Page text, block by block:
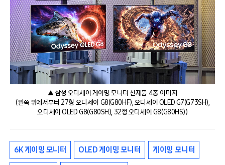
▲ 삼성 오디세이 게이밍 모니터 신제품 4종 이미지
(왼쪽 위에서부터 27형 오디세이 G8(G80HF), 오디세이 OLED G7(G73SH),
오디세이 OLED G8(G80SH), 32형 오디세이 G8(G80HS))
6K 게이밍 모니터 OLED 게이밍 모니터 게이밍 모니터